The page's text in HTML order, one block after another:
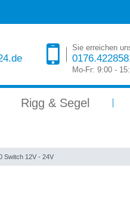
Sie erreichen
Mo-Fr: 9:00 -
Rigg & Segel
Switch 12V - 24V